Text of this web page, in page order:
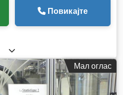
Повикајте
Мал оглас